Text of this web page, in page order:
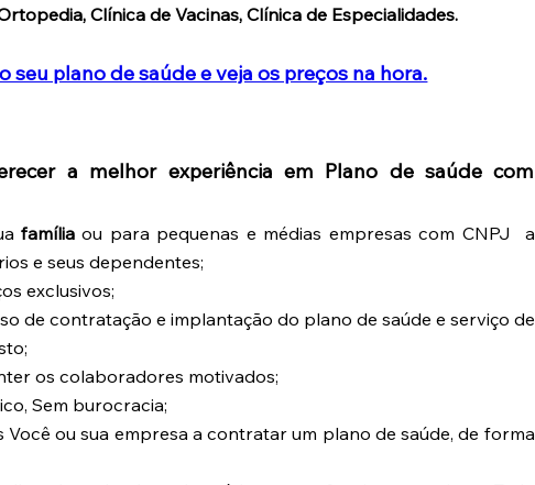
Clínica de Vacinas, Clínica de Especialidades.
plano de saúde e veja os preços na hora.
a melhor experiência em Plano de saúde com
famíliaou para pequenas e médias empresas com CNPJ a
e seus dependentes;
exclusivos;
de contratação e implantação do plano de saúde e serviço de
os colaboradores motivados;
Sem burocracia;
Você ou sua empresa a contratar um plano de saúde, de forma